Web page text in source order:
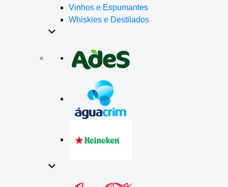
Vinhos e Espumantes
Whiskies e Destilados